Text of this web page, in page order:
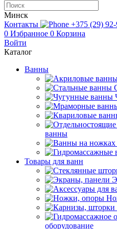
Минск
Контакты
+375 (29)
0 Избранное 0 Корзина
Войти
Каталог
Ванны
ванны
Товары для ванн
оборудование